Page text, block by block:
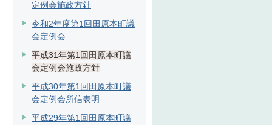
定例会施政方針
令和2年度第1回田原本町議
会定例会
平成31年第1回田原本町議
会定例会施政方針
平成30年第1回田原本町議
会定例会所信表明
平成29年第1回田原本町議